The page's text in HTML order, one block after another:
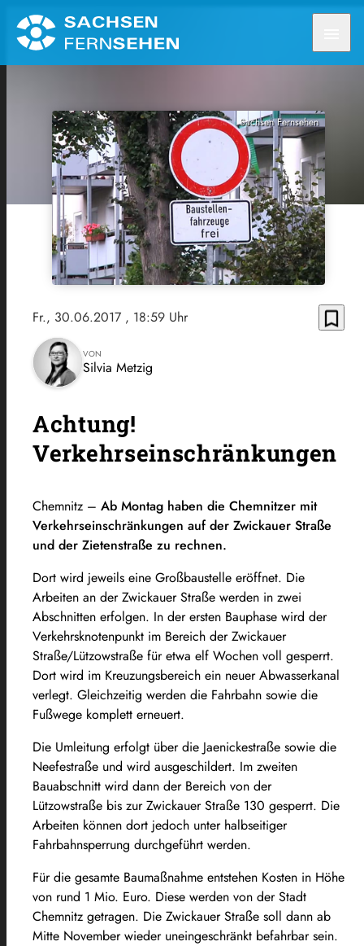
Sachsen Fernsehen
Fr., 30.06.2017 , 18:59 Uhr bookmark_border
VON
Silvia Metzig
Achtung!
Verkehrseinschränkungen
Chemnitz – Ab Montag haben die Chemnitzer mit
Verkehrseinschränkungen auf der Zwickauer Straße
und der Zietenstraße zu rechnen.
Dort wird jeweils eine Großbaustelle eröffnet. Die
Arbeiten an der Zwickauer Straße werden in zwei
Abschnitten erfolgen. In der ersten Bauphase wird der
Verkehrsknotenpunkt im Bereich der Zwickauer
Straße/Lützowstraße für etwa elf Wochen voll gesperrt.
Dort wird im Kreuzungsbereich ein neuer Abwasserkanal
verlegt. Gleichzeitig werden die Fahrbahn sowie die
Fußwege komplett erneuert.
Die Umleitung erfolgt über die Jaenickestraße sowie die
Neefestraße und wird ausgeschildert. Im zweiten
Bauabschnitt wird dann der Bereich von der
Lützowstraße bis zur Zwickauer Straße 130 gesperrt. Die
Arbeiten können dort jedoch unter halbseitiger
Fahrbahnsperrung durchgeführt werden.
Für die gesamte Baumaßnahme entstehen Kosten in Höhe
von rund 1 Mio. Euro. Diese werden von der Stadt
Chemnitz getragen. Die Zwickauer Straße soll dann ab
Mitte November wieder uneingeschränkt befahrbar sein.